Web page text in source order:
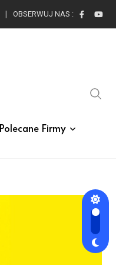
OBSERWUJ NAS :
Polecane Firmy